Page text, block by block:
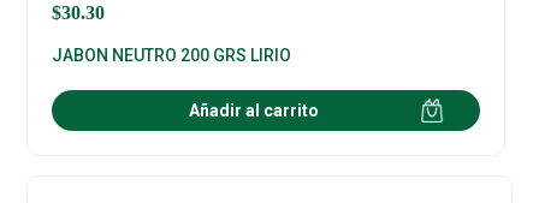
$30.30
JABON NEUTRO 200 GRS LIRIO
Añadir al carrito